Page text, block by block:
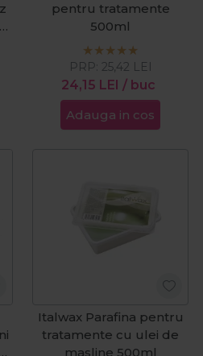
pentru tratamente
500ml
24,15 LEI / buc
PRP: 25,42 LEI
Adauga in cos
Italwax Parafina pentru
tratamente cu ulei de
masline 500ml